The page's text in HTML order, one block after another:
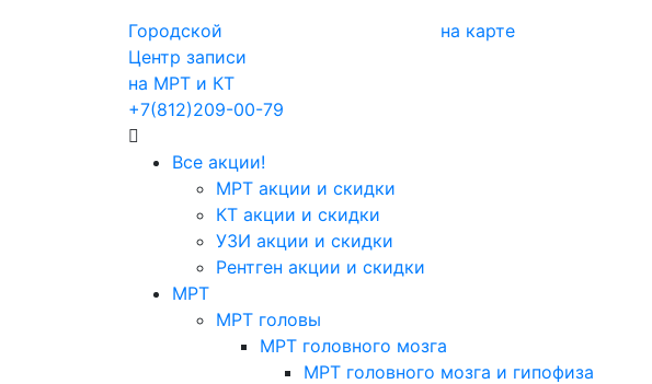
Городской
Центр записи
на МРТ и КТ
+7(812)209-00-79
на карте
Все акции!
МРТ акции и скидки
КТ акции и скидки
УЗИ акции и скидки
Рентген акции и скидки
МРТ
МРТ головы
МРТ головного мозга
МРТ головного мозга и гипофиза